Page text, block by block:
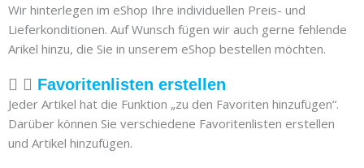
Wir hinterlegen im eShop Ihre individuellen Preis- und
Lieferkonditionen. Auf Wunsch fügen wir auch gerne fehlende
Arikel hinzu, die Sie in unserem eShop bestellen möchten.
Favoritenlisten erstellen
Jeder Artikel hat die Funktion „zu den Favoriten hinzufügen“.
Darüber können Sie verschiedene Favoritenlisten erstellen
und Artikel hinzufügen.